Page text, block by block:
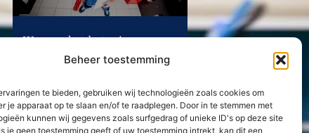
Beheer toestemming
te bieden, gebruiken wij technologieën zoals cookies om
je apparaat op te slaan en/of te raadplegen. Door in te stemmen met
kunnen wij gegevens zoals surfgedrag of unieke ID's op deze site
je geen toestemming geeft of uw toestemming intrekt, kan dit een
Waarom het beter is een
ervaren kitter in te schakelen
Neem contact met ons op